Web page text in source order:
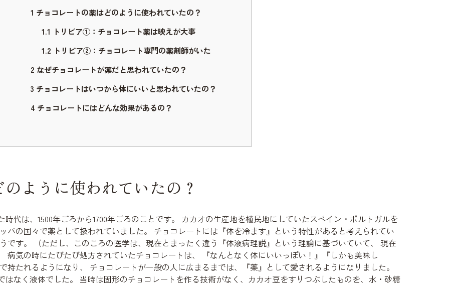
1 チョコレートの薬はどのように使われていたの？
1.1 トリビア①：チョコレート薬は映えが大事
1.2 トリビア②：チョコレート専門の薬剤師がいた
2 なぜチョコレートが薬だと思われていたの？
3 チョコレートはいつから体にいいと思われていたの？
4 チョコレートにはどんな効果があるの？
ように使われていたの？
代は、1500年ごろから1700年ごろのことです。 カカオの生産地を植民地にしていたスペイン・ポルトガルを
パの国々で薬として扱われていました。 チョコレートには『体を冷ます』という特性があると考えられてい
です。 （ただし、このころの医学は、現在とまったく違う『体液病理説』という理論に基づいていて、 現在
病気の時にたびたび処方されていたチョコレートは、 『なんとなく体にいいっぽい！』『しかも美味し
持たれるようになり、 チョコレートが一般の人に広まるまでは、『薬』として愛されるようになりました。
はなく液体でした。 当時は固形のチョコレートを作る技術がなく、カカオ豆をすりつぶしたものを、水・砂糖